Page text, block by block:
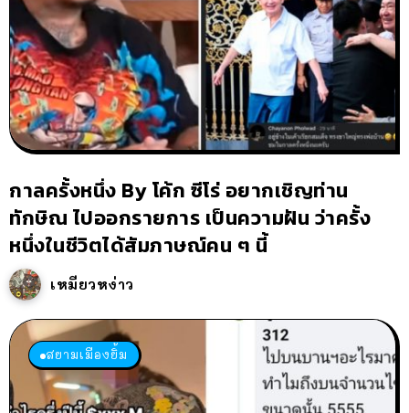
กาลครั้งหนึ่ง By โค้ก ซีโร่ อยากเชิญท่าน
ทักษิณ ไปออกรายการ เป็นความฝัน ว่าครั้ง
หนึ่งในชีวิตได้สัมภาษณ์คน ๆ นี้
เหมียวหง่าว
สยามเมืองยิ้ม